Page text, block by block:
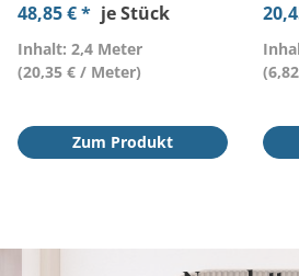
48,85 € * je Stück
Inhalt: 2,4 Meter
(20,35 € / Meter)
Zum Produkt